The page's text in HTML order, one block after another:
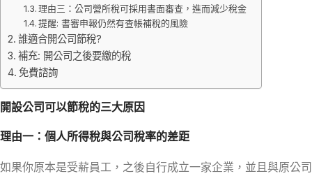
理由三：公司營所稅可採用書面審查，進而減少稅金
提醒: 書審申報仍然有查帳補稅的風險
誰適合開公司節稅?
補充: 開公司之後要繳的稅
免費諮詢
開設公司可以節稅的三大原因
理由一：個人所得稅與公司稅率的差距
如果你原本是受薪員工，之後自行成立一家企業，並且與原公司